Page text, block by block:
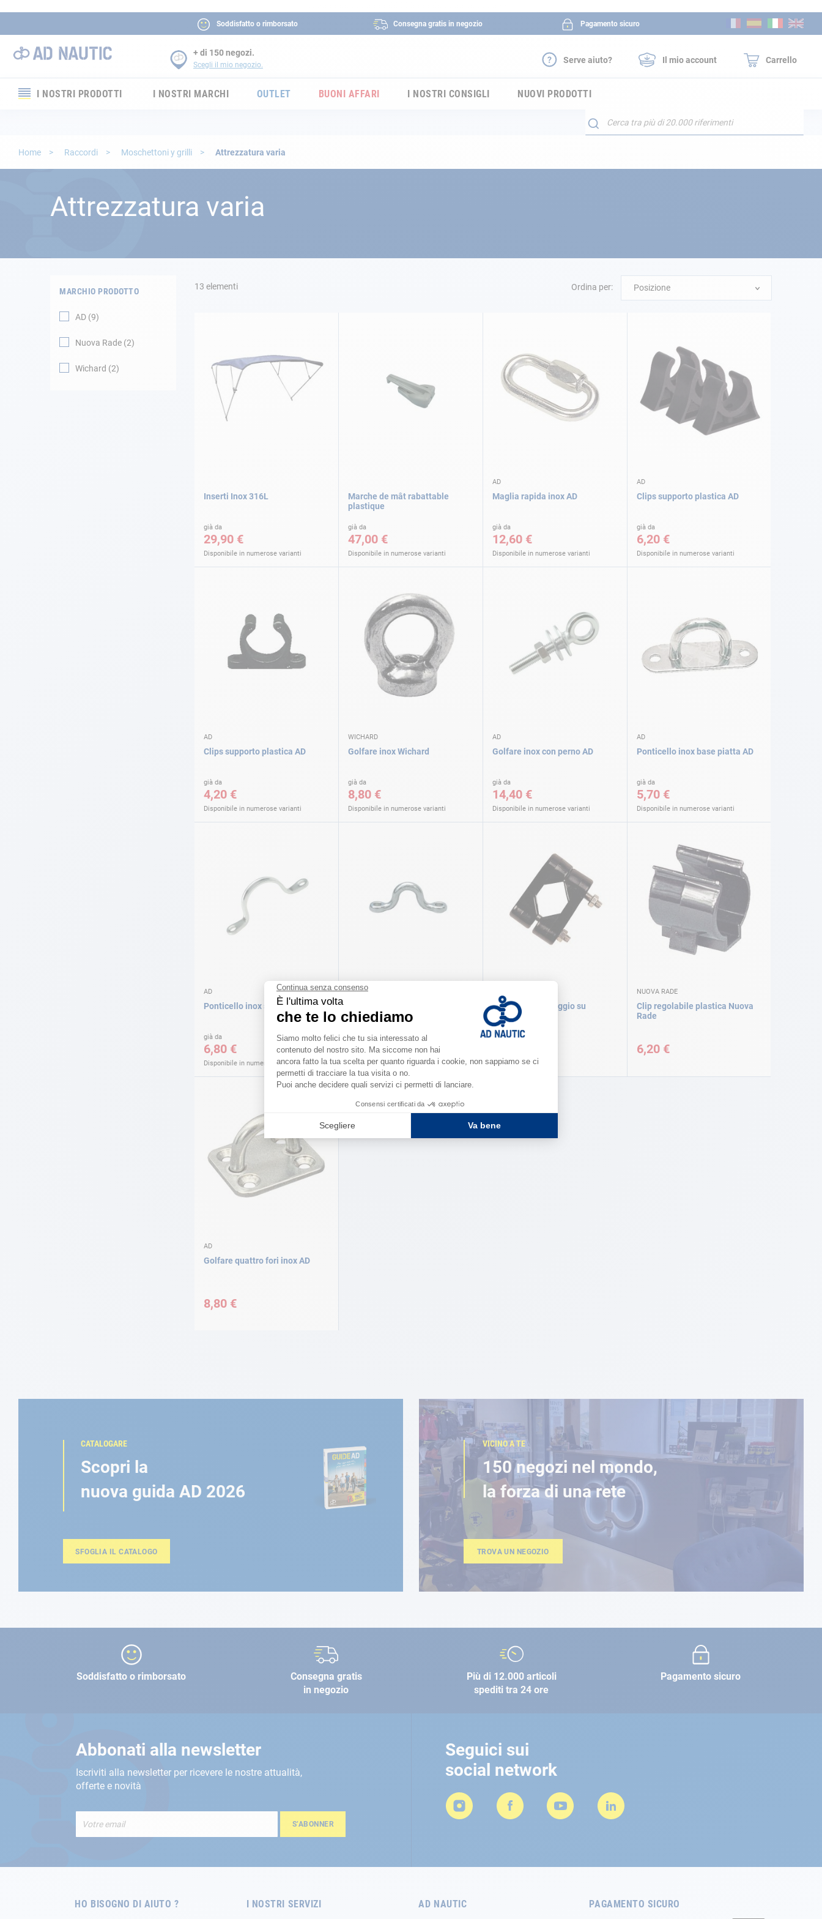
Soddisfatto o rimborsato Consegna gratis in negozio Pagamento sicuro
al
+ di 150 negozi.
Scegli il mio negozio. Serve aiuto? Il mio account Carrello
I NOSTRI PRODOTTI
Elettricità
Sicurezza
I NOSTRI MARCHI OUTLET BUONI AFFARI I NOSTRI CONSIGLI NUOVI PRODOTTI
Search
Home Raccordi Moschettoni y grilli Attrezzatura varia
Attrezzatura varia
13 elementi Ordina per: Posizione
Inserti Inox 316L
già da
29,90 €
Disponibile in numerose varianti
Marche de mât rabattable
plastique
già da
47,00 €
Disponibile in numerose varianti
AD
Maglia rapida inox AD
già da
12,60 €
Disponibile in numerose varianti
AD
Clips supporto plastica AD
già da
6,20 €
Disponibile in numerose varianti
AD
Clips supporto plastica AD
già da
4,20 €
Disponibile in numerose varianti
WICHARD
Golfare inox Wichard
già da
8,80 €
Disponibile in numerose varianti
AD
Golfare inox con perno AD
già da
14,40 €
Disponibile in numerose varianti
AD
Ponticello inox base piatta AD
già da
5,70 €
Disponibile in numerose varianti
AD
Ponticello inox stampato AD
già da
6,80 €
Disponibile in numerose varianti
AD
già da
5,00 €
Disponibile in numerose varianti
Collarino di fissaggio su
candeliere AD
NUOVA RADE
Clip regolabile plastica Nuova
Rade
6,20 €
AD
Golfare quattro fori inox AD
8,80 €
MARCHIO PRODOTTO
AD 9
Nuova Rade 2
Wichard 2
CATALOGARE
Scopri la
nuova guida AD 2026
SFOGLIA IL CATALOGO
VICINO A TE
150 negozi nel mondo,
la forza di una rete
TROVA UN NEGOZIO
Soddisfatto o rimborsato
Consegna gratis
in negozio
Più di 12.000 articoli
spediti tra 24 ore
Pagamento sicuro
Abbonati alla newsletter
Iscriviti alla newsletter per ricevere le nostre attualità,
offerte e novità
alla
S’ABONNER
Seguici sui
social network
HO BISOGNO DI AIUTO ? I NOSTRI SERVIZI AD NAUTIC PAGAMENTO SICURO